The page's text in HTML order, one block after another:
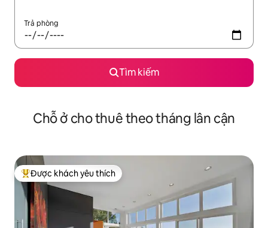
Trả phòng
Tìm kiếm
Chỗ ở cho thuê theo tháng lân cận
Được khách yêu thích nhất
Được khách yêu thích